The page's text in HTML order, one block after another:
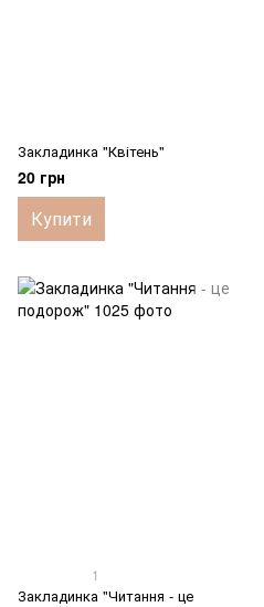
Закладинка "Квітень"
20 грн
Купити
1
Закладинка "Читання - це